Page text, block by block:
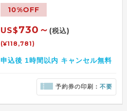
10%OFF
US$730～ (税込)
(¥118,781)
申込後 1時間以内 キャンセル無料
予約券の印刷：不要